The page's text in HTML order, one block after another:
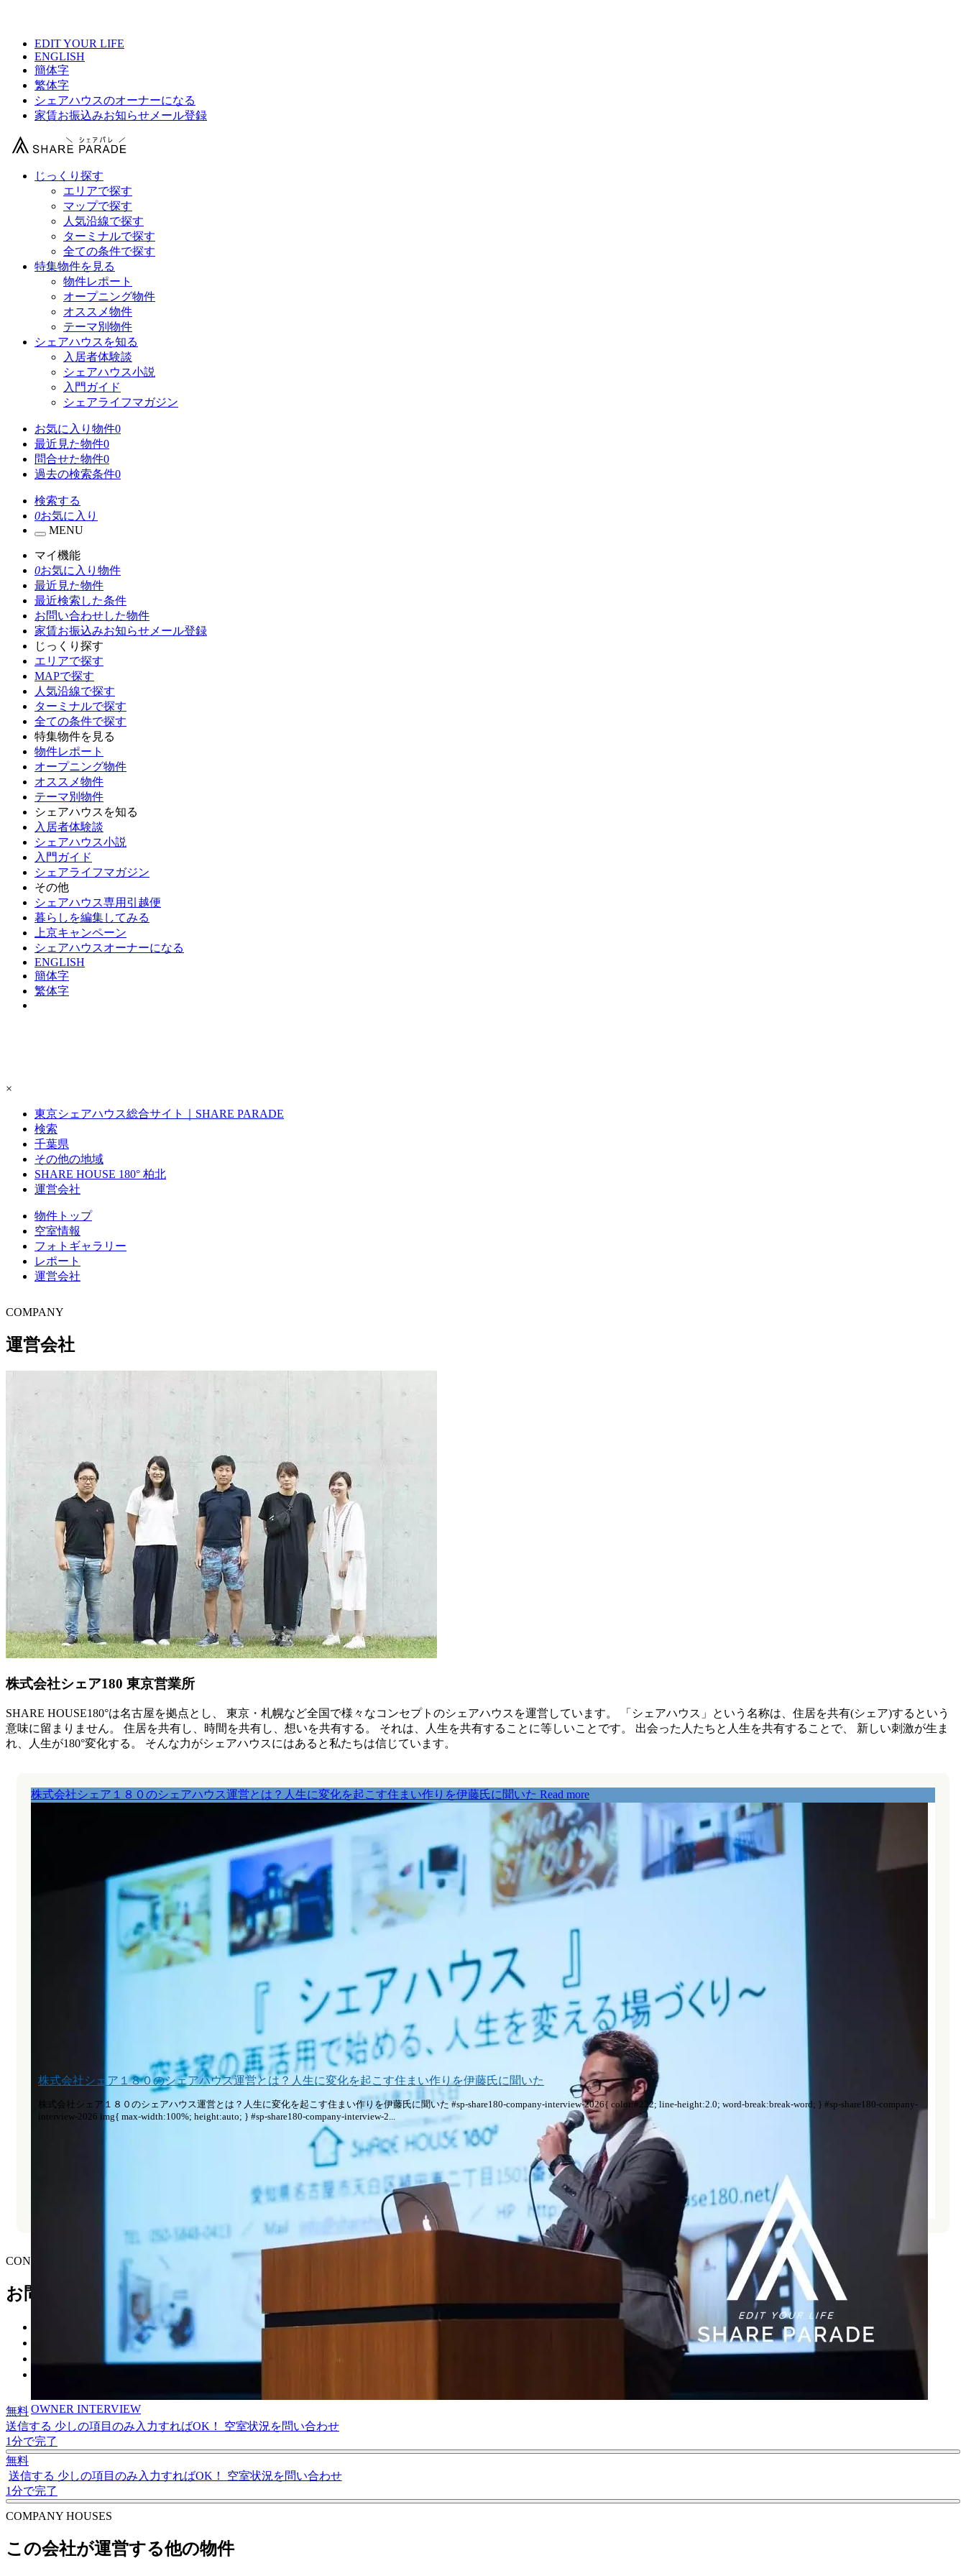
EDIT YOUR LIFE
ENGLISH
簡体字
繁体字
シェアハウスのオーナーになる
家賃お振込みお知らせメール登録
じっくり探す
エリアで探す
マップで探す
人気沿線で探す
ターミナルで探す
全ての条件で探す
特集物件を見る
物件レポート
オープニング物件
オススメ物件
テーマ別物件
シェアハウスを知る
入居者体験談
シェアハウス小説
入門ガイド
シェアライフマガジン
お気に入り物件0
最近見た物件0
問合せた物件0
過去の検索条件0
検索する
0お気に入り
MENU
マイ機能
0お気に入り物件
最近見た物件
最近検索した条件
お問い合わせした物件
家賃お振込みお知らせメール登録
じっくり探す
エリアで探す
MAPで探す
人気沿線で探す
ターミナルで探す
全ての条件で探す
特集物件を見る
物件レポート
オープニング物件
オススメ物件
テーマ別物件
シェアハウスを知る
入居者体験談
シェアハウス小説
入門ガイド
シェアライフマガジン
その他
シェアハウス専用引越便
暮らしを編集してみる
上京キャンペーン
シェアハウスオーナーになる
ENGLISH
簡体字
繁体字
×
東京シェアハウス総合サイト｜SHARE PARADE
検索
千葉県
その他の地域
SHARE HOUSE 180° 柏北
運営会社
物件トップ
空室情報
フォト ギャラリー
レポート
運営会社
COMPANY
運営会社
株式会社シェア180 東京営業所
SHARE HOUSE180°は名古屋を拠点とし、 東京・札幌など全国で様々なコンセプトのシェアハウスを運営しています。 「シェアハウス」という名称は、住居を共有(シェア)するという
意味に留まりません。 住居を共有し、時間を共有し、想いを共有する。 それは、人生を共有することに等しいことです。 出会った人たちと人生を共有することで、 新しい刺激が生ま
れ、人生が180°変化する。 そんな力がシェアハウスにはあると私たちは信じています。
株式会社シェア１８０のシェアハウス運営とは？人生に変化を起こす住まい作りを伊藤氏に聞いた Read more
OWNER INTERVIEW
株式会社シェア１８０のシェアハウス運営とは？人生に変化を起こす住まい作りを伊藤氏に聞いた
株式会社シェア１８０のシェアハウス運営とは？人生に変化を起こす住まい作りを伊藤氏に聞いた #sp-share180-company-interview-2026{ color:#222; line-height:2.0; word-break:break-word; } #sp-share180-company-
interview-2026 img{ max-width:100%; height:auto; } #sp-share180-company-interview-2...
CONTACT
お問い合わせありがとうございます
物件を見学したい
最新の空室状況を知りたい
初期費用が知りたい
無料
送信する 少しの項目のみ入力すればOK！
空室状況を問い合わせ
1分で完了
無料
送信する 少しの項目のみ入力すればOK！
空室状況を問い合わせ
1分で完了
COMPANY HOUSES
この会社が運営する他の物件